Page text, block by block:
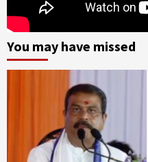
You may have missed